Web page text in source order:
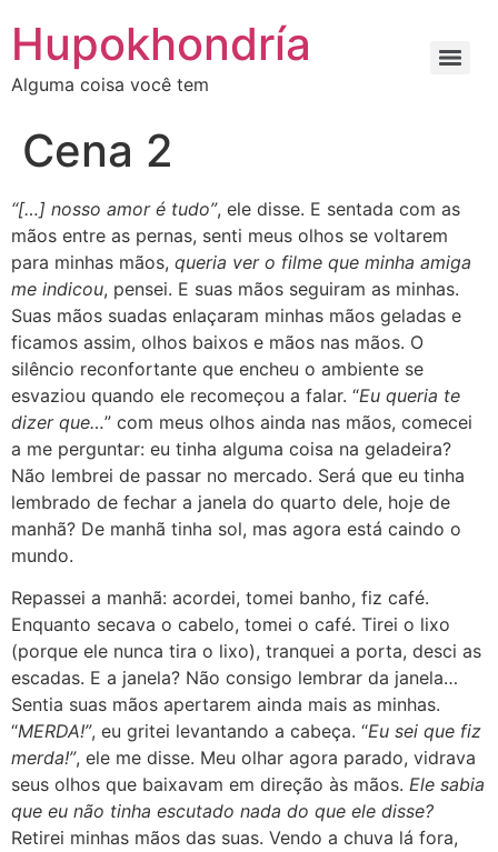
para
conteúdo
Hupokhondría
Alguma coisa você tem
Cena 2
“[…] nosso amor é tudo”, ele disse. E sentada com as
mãos entre as pernas, senti meus olhos se voltarem
para minhas mãos, queria ver o filme que minha amiga
me indicou, pensei. E suas mãos seguiram as minhas.
Suas mãos suadas enlaçaram minhas mãos geladas e
ficamos assim, olhos baixos e mãos nas mãos. O
silêncio reconfortante que encheu o ambiente se
esvaziou quando ele recomeçou a falar. “Eu queria te
dizer que…” com meus olhos ainda nas mãos, comecei
a me perguntar: eu tinha alguma coisa na geladeira?
Não lembrei de passar no mercado. Será que eu tinha
lembrado de fechar a janela do quarto dele, hoje de
manhã? De manhã tinha sol, mas agora está caindo o
mundo.
Repassei a manhã: acordei, tomei banho, fiz café.
Enquanto secava o cabelo, tomei o café. Tirei o lixo
(porque ele nunca tira o lixo), tranquei a porta, desci as
escadas. E a janela? Não consigo lembrar da janela…
Sentia suas mãos apertarem ainda mais as minhas.
“MERDA!”, eu gritei levantando a cabeça. “Eu sei que fiz
merda!”, ele me disse. Meu olhar agora parado, vidrava
seus olhos que baixavam em direção às mãos. Ele sabia
que eu não tinha escutado nada do que ele disse?
Retirei minhas mãos das suas. Vendo a chuva lá fora,